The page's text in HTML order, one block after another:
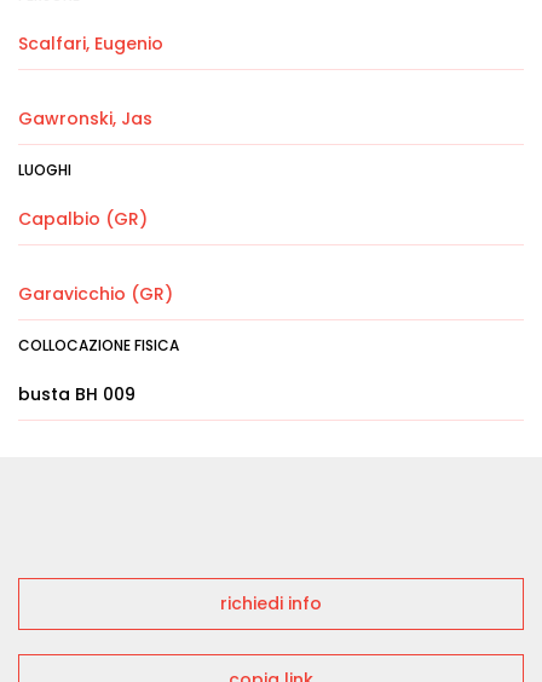
Scalfari, Eugenio
Gawronski, Jas
LUOGHI
Capalbio (GR)
Garavicchio (GR)
COLLOCAZIONE FISICA
busta BH 009
richiedi info